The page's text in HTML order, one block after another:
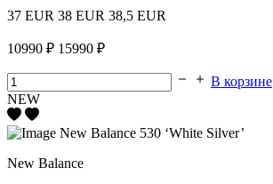
37 EUR 38 EUR 38,5 EUR
10990 ₽ 15990 ₽
В корзине
NEW
New Balance